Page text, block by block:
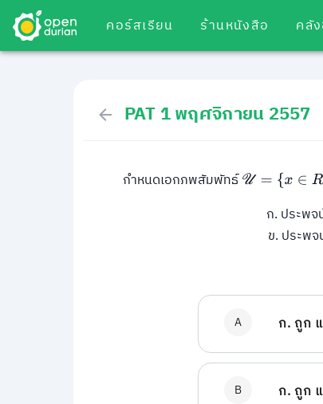
คอร์สเรียน ร้านหนังสือ คลั
PAT 1 พฤศจิกายน 2557
กำหนดเอกภพสัมพัทธ์U={x∈R∣ 0< x<
ก. ประพจ
ข. ประพ
A ก. ถูก
B ก. ถูก